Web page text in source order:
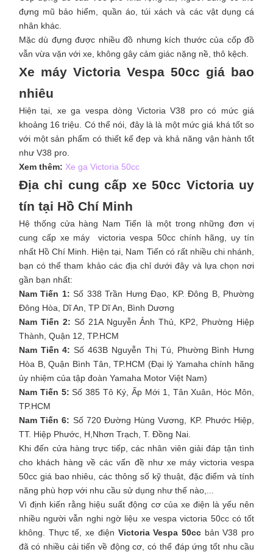
đựng mũ bảo hiểm, quần áo, túi xách và các vật dụng cá
nhân khác.
Mặc dù đựng được nhiều đồ nhưng kích thước của cốp đồ
vẫn vừa vặn với xe, không gây cảm giác nặng nề, thô kệch.
Xe máy Victoria Vespa 50cc giá bao
nhiêu
Hiện tại, xe ga vespa dòng Victoria V38 pro có mức giá
khoảng 16 triệu. Có thể nói, đây là là một mức giá khá tốt so
với một sản phẩm có thiết kế đẹp và khả năng vận hành tốt
như V38 pro.
Xem thêm: Xe ga Victoria 50cc
Địa chỉ cung cấp xe 50cc Victoria uy
tín tại Hồ Chí Minh
Hệ thống cửa hàng Nam Tiến là một trong những đơn vị
cung cấp xe máy victoria vespa 50cc chính hãng, uy tín
nhất Hồ Chí Minh. Hiện tại, Nam Tiến có rất nhiều chi nhánh,
bạn có thể tham khảo các địa chỉ dưới đây và lựa chọn nơi
gần bạn nhất:
Nam Tiến 1: Số 338 Trần Hưng Đạo, KP. Đông B, Phường
Đông Hòa, Dĩ An, TP Dĩ An, Bình Dương
Nam Tiến 2: Số 21A Nguyễn Ảnh Thủ, KP2, Phường Hiệp
Thành, Quận 12, TP.HCM
Nam Tiến 4: Số 463B Nguyễn Thị Tú, Phường Bình Hưng
Hòa B, Quận Bình Tân, TP.HCM (Đại lý Yamaha chính hãng
ủy nhiệm của tập đoàn Yamaha Motor Việt Nam)
Nam Tiến 5: Số 385 Tô Ký, Ấp Mới 1, Tân Xuân, Hóc Môn,
TP.HCM
Nam Tiến 6: Số 720 Đường Hùng Vương, KP. Phước Hiệp,
TT. Hiệp Phước, H,Nhơn Trạch, T. Đồng Nai​​​.
Khi đến cửa hàng trực tiếp, các nhân viên giải đáp tận tình
cho khách hàng về các vấn đề như xe máy victoria vespa
50cc giá bao nhiêu, các thông số kỹ thuật, đặc điểm và tính
năng phù hợp với nhu cầu sử dụng như thế nào,...
Vì định kiến rằng hiệu suất động cơ của xe điện là yếu nên
nhiều người vẫn nghi ngờ liệu xe vespa victoria 50cc có tốt
không. Thực tế, xe điện Victoria Vespa 50cc bản V38 pro
đã có nhiều cải tiến về động cơ, có thể đáp ứng tốt nhu cầu